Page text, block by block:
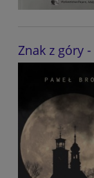
Znak z góry -